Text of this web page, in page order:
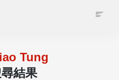
Tung
結果